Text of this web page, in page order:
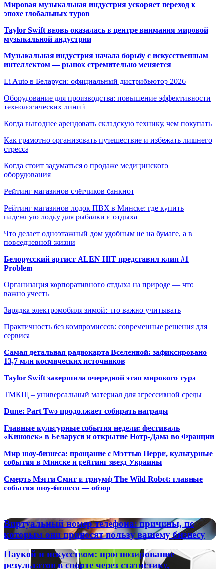
Мировая музыкальная индустрия ускоряет переход к
эпохе глобальных туров
Taylor Swift вновь оказалась в центре внимания мировой
музыкальной индустрии
Музыкальная индустрия начала борьбу с искусственным
интеллектом — рынок стремительно меняется
Li Auto в Беларуси: официальный дистрибьютор 2026
Оборудование для производства: повышение эффективности
технологических линий
Когда выгоднее арендовать складскую технику, чем покупать
Как грамотно организовать путешествие и избежать лишнего
стресса
Когда стоит задуматься о продаже медицинского
оборудования
Рейтинг магазинов счётчиков банкнот
Рейтинг магазинов лодок ПВХ в Минске: где купить
надежную лодку для рыбалки и отдыха
Что делает одноэтажный дом удобным не на бумаге, а в
повседневной жизни
Белорусский артист ALEN HIT представил клип #1
Problem
Организация корпоративного отдыха на природе — что
важно учесть
Зарядка электромобиля зимой: что важно учитывать
Практичность без компромиссов: современные решения для
сервиса
Самая детальная радиокарта Вселенной: зафиксировано
13,7 млн космических источников
Taylor Swift завершила очередной этап мирового тура
ТМКЩ – универсальный материал для агрессивной среды
Dune: Part Two продолжает собирать награды
Главные культурные события недели: фестиваль
«Киновек» в Беларуси и открытие Нотр-Дама во Франции
Мир шоу-бизнеса: прощание с Мэттью Перри, культурные
события в Минске и рейтинг звезд Украины
Смерть Мэгги Смит и триумф The Wild Robot: главные
события шоу-бизнеса — обзор
Виртуальный
номер
телефона:
причины,
по
которым
Виртуальный номер телефона: причины, по
которым они приносят пользу вашему бизнесу
Наукой
и
Наукой и искусством: прогнозирование
результатов в спорте через статистику,